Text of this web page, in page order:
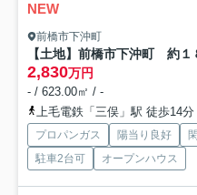
NEW
前橋市下沖町
【土地】前橋市下沖町 約１
2,830万円
- / 623.00㎡ / -
上毛電鉄「三俣」駅 徒歩14分
プロパンガス 陽当り良好
駐車2台可
オープンハウス